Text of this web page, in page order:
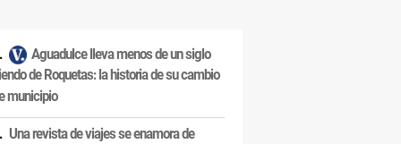
Aguadulce lleva menos de un siglo
de Roquetas: la historia de su cambio
municipio
Una revista de viajes se enamora de